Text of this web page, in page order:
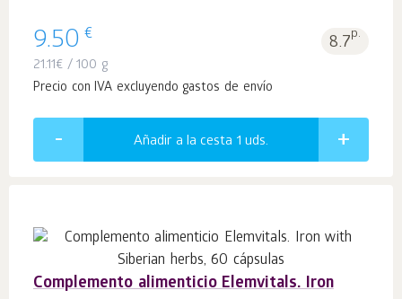
9.50 € 8.7p.
21.11€ / 100 g
Precio con IVA excluyendo gastos de envío
Añadir a la cesta 1 uds.
Complemento alimenticio Elemvitals. Iron